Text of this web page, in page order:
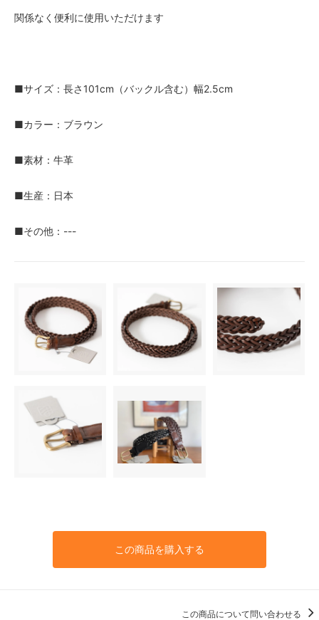
関係なく便利に使用いただけます
■サイズ：長さ101cm（バックル含む）幅2.5cm
■カラー：ブラウン
■素材：牛革
■生産：日本
■その他：---
この商品を購入する
この商品について問い合わせる